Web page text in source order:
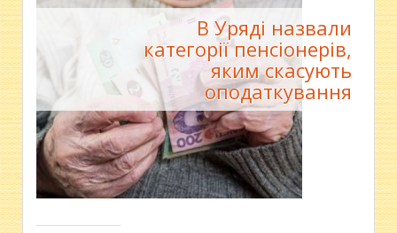
В Уряді назвали
категорії пенсіонерів,
яким скасують
оподаткування